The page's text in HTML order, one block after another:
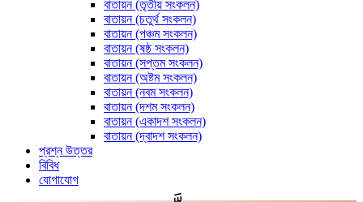
বাতায়ন (তৃতীয় সংকলন)
বাতায়ন (চতুর্থ সংকলন)
বাতায়ন (পঞ্চম সংকলন)
বাতায়ন (ষষ্ঠ সংকলন)
বাতায়ন (সপ্তম সংকলন)
বাতায়ন (অষ্টম সংকলন)
বাতায়ন (নবম সংকলন)
বাতায়ন (দশম সংকলন)
বাতায়ন (একাদশ সংকলন)
বাতায়ন (দ্বাদশ সংকলন)
প্রশ্ন উত্তর
বিবিধ
যোগাযোগ